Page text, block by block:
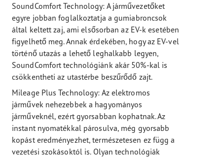
SoundComfort Technology: A járművezetőket
egyre jobban foglalkoztatja a gumiabroncsok
által keltett zaj, ami elsősorban az EV-k esetében
figyelhető meg. Annak érdekében, hogy az EV-vel
történő utazás a lehető leghalkabb legyen,
SoundComfort technológiánk akár 50%-kal is
csökkentheti az utastérbe beszűrődő zajt.
Mileage Plus Technology: Az elektromos
járművek nehezebbek a hagyományos
járműveknél, ezért gyorsabban kophatnak. Az
instant nyomatékkal párosulva, még gyorsabb
kopást eredményezhet, természetesen ez függ a
vezetési szokásoktól is. Olyan technológiák